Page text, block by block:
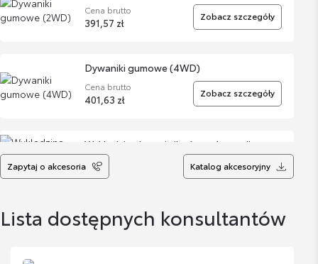
Cena brutto
391,57 zł Zobacz szczegóły
Dywaniki gumowe (4WD)
Cena brutto
401,63 zł Zobacz szczegóły
Wykładzina bagażnika (wysoka podłoga
oraz 2.0 HSD)
Cena brutto
Zapytaj o akcesoria Katalog akcesoryjny
Lista dostępnych konsultantów